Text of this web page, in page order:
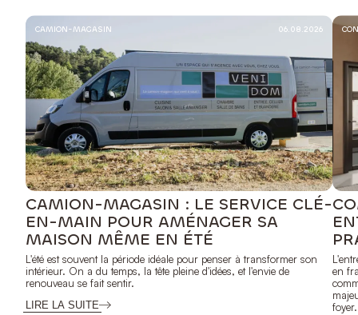
CAMION-MAGASIN 06.08.2026
CAMION-MAGASIN : LE SERVICE CLÉ-
EN-MAIN POUR AMÉNAGER SA
MAISON MÊME EN ÉTÉ
L'été est souvent la période idéale pour penser à transformer son
intérieur. On a du temps, la tête pleine d'idées, et l'envie de
renouveau se fait sentir.
LIRE LA SUITE
en
foyer.